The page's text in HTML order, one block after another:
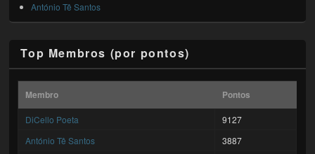
António Tê Santos
Top Membros (por pontos)
Membro Pontos
DiCello Poeta
9127
António Tê Santos
3887